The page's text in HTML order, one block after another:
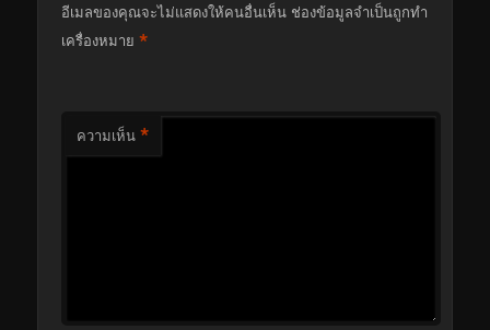
อีเมลของคุณจะไม่แสดงให้คนอื่นเห็น ช่องข้อมูลจำเป็นถูกทำ
เครื่องหมาย*
ความเห็น *